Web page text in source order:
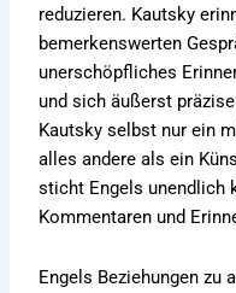
reduzieren. Kautsky
bemerkenswerten
unerschöpfliches
und sich äußerst
Kautsky selbst nur ein
alles andere als ein
sticht Engels unendlich
Kommentaren und
Engels Beziehungen zu